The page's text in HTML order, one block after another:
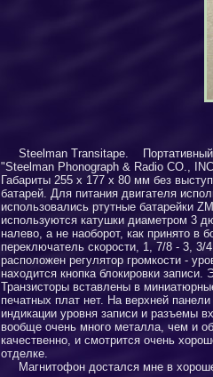
Steelman Transitape. Портативный
"Steelman Phonograph & Radio CO.,
Габариты 255 х 177 х 80 мм без
батарей. Для питания двигателя
использовались ртутные батарейки
используются катушки диаметром 3
налево, а не наоборот, как принято
переключатель скорости, 1, 7/8 - 3, 3/
расположен регулятор громкости -
находится кнопка блокировки
Транзисторы вставлены в
печатных плат нет. На верхней
индикации уровня записи и разъемы
вообще очень много металла, чем и
качественно, и смотрится очень
отделке.
Магнитофон достался мне в